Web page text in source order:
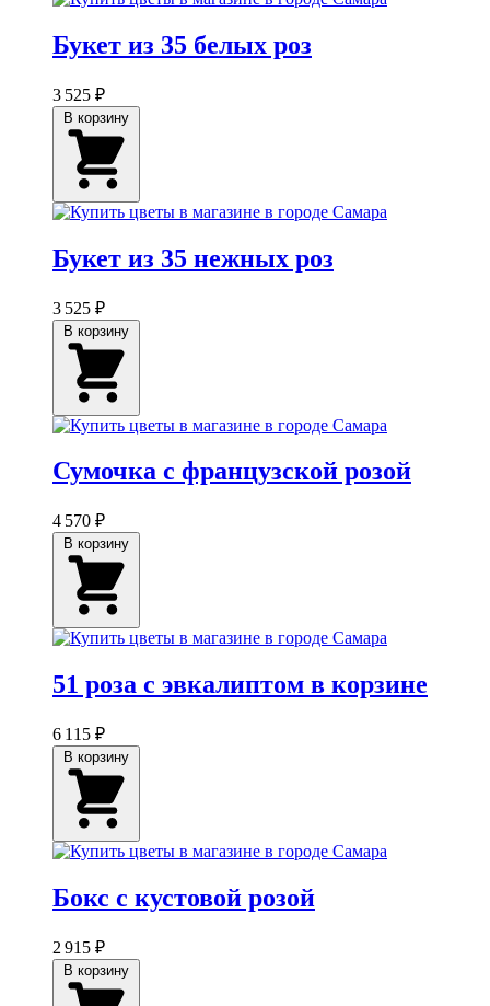
Букет из 35 белых роз
3 525 ₽
Букет из 35 нежных роз
3 525 ₽
Сумочка с французской розой
4 570 ₽
51 роза с эвкалиптом в корзине
6 115 ₽
Бокс с кустовой розой
2 915 ₽